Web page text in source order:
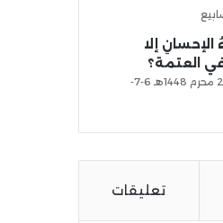
إلا
العتمة؟
الأثنين 21 محرم 1448هـ 6-7-
تعليقات